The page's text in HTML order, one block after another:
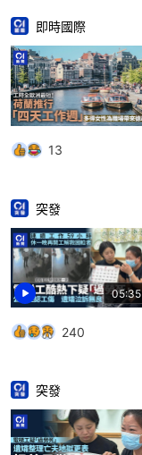
即時國際
13
05:35
突發
240
突發